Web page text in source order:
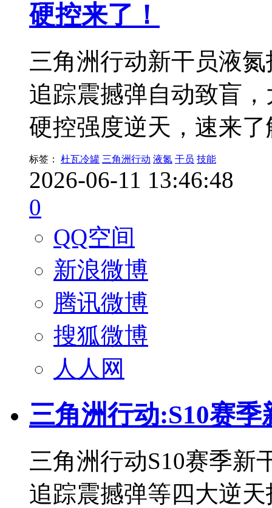
硬控来了！
三角洲行动新干员液
追踪震撼弹自动致盲
硬控强度逆天，速来了
标签： 杜瓦冷罐 三角洲行动 液氮 干员 技能
2026-06-11 13:46:48
0
QQ空间
新浪微博
腾讯微博
搜狐微博
人人网
三角洲行动:S10赛
三角洲行动S10赛季新
追踪震撼弹等四大逆